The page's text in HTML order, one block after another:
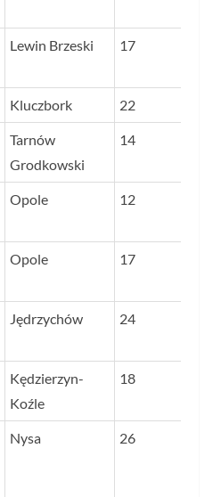
Lewin Brzeski 17
Kluczbork 22
Tarnów
Grodkowski
14
Opole 12
Opole 17
Jędrzychów 24
Kędzierzyn-
Koźle
18
Nysa 26